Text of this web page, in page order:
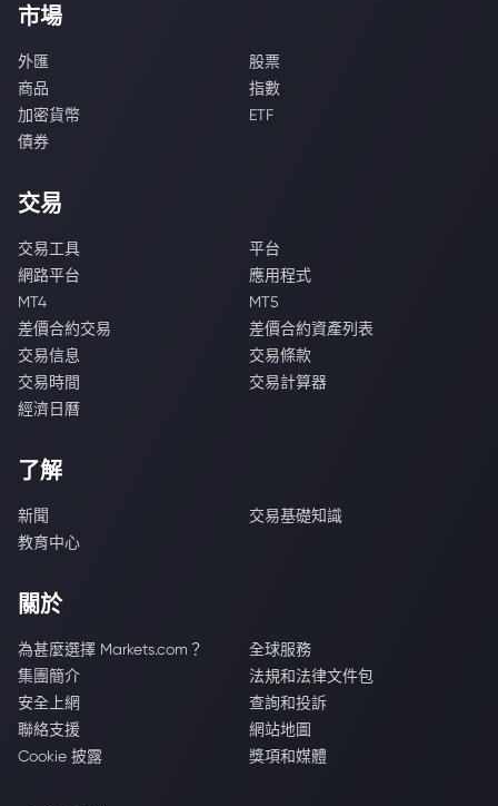
市場
外匯
股票
商品
指數
加密貨幣
ETF
債券
交易
交易工具
平台
網路平台
應用程式
MT4
MT5
差價合約交易
差價合約資產列表
交易信息
交易條款
交易時間
交易計算器
經濟日曆
了解
新聞
交易基礎知識
教育中心
關於
為甚麼選擇 Markets.com？
全球服務
集團簡介
法規和法律文件包
安全上網
查詢和投訴
聯絡支援
網站地圖
Cookie 披露
獎項和媒體